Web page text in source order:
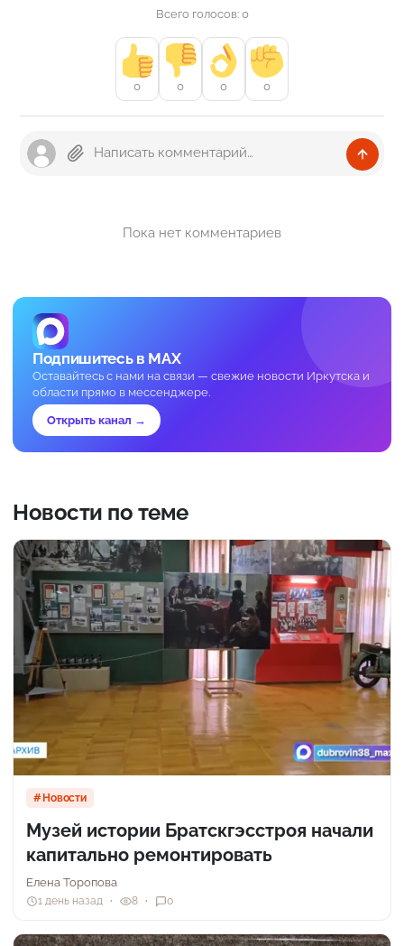
Всего голосов: 0
0 0 0 0
Пока нет комментариев
Подпишитесь в MAX
Оставайтесь с нами на связи — свежие новости Иркутска и
области прямо в мессенджере.
Открыть канал →
Новости по теме
Новости
Музей истории Братскгэсстроя начали
капитально ремонтировать
Елена Торопова
1 день назад 8 0